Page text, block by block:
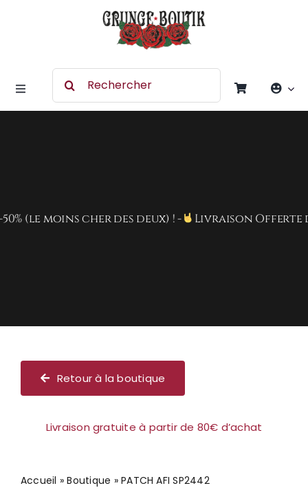
Toggle
Navigation
Vêtement
Search
moins cher des deux) ! - Livraison Offerte dès
Retour à la boutique
Livraison gratuite à partir de 80€ d’achat
Accueil »Boutique »PATCH AFI SP2442